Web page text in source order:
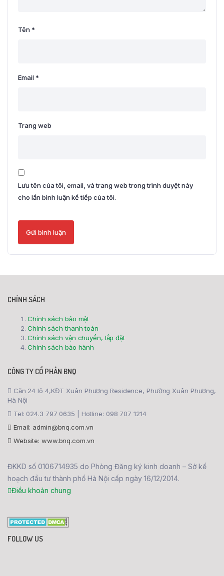
Tên*
Email*
Trang web
Lưu tên của tôi, email, và trang web trong trình duyệt này
cho lần bình luận kế tiếp của tôi.
CHÍNH SÁCH
Chính sách bảo mật
Chính sách thanh toán
Chính sách vận chuyển, lắp đặt
Chính sách bảo hành
CÔNG TY CỔ PHẦN BNQ
Căn 24 lô 4,KĐT Xuân Phương Residence, Phường Xuân Phương,
Hà Nội
Tel: 024.3 797 0635 | Hotline: 098 707 1214
Email: admin@bnq.com.vn
Website: www.bnq.com.vn
ĐKKD số 0106714935 do Phòng Đăng ký kinh doanh – Sở kế
hoạch đầu tư thành phố Hà Nội cấp ngày 16/12/2014.
Điều khoản chung
FOLLOW US